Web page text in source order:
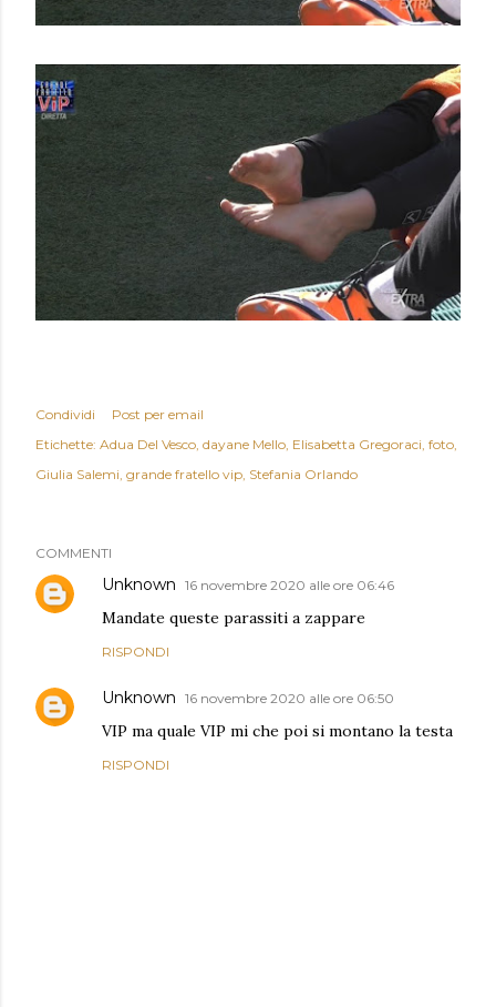
Condividi
Post per email
Etichette: Adua Del Vesco dayane Mello Elisabetta Gregoraci foto
Giulia Salemi grande fratello vip Stefania Orlando
COMMENTI
Unknown 16 novembre 2020 alle ore 06:46
Mandate queste parassiti a zappare
RISPONDI
Unknown 16 novembre 2020 alle ore 06:50
VIP ma quale VIP mi che poi si montano la testa
RISPONDI